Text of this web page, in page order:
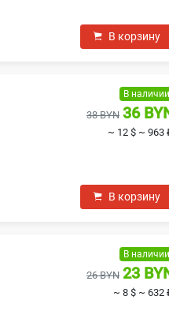
В корзину
В наличии
38 BYN 36
~ 12 $ ~ 963
В корзину
В наличии
26 BYN 23
~ 8 $ ~ 632